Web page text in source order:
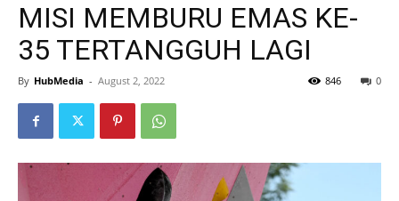
MISI MEMBURU EMAS KE-
35 TERTANGGUH LAGI
By HubMedia - August 2, 2022 0
846